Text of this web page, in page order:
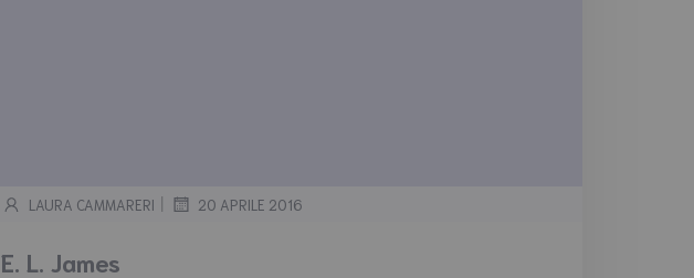
LAURA CAMMARERI | 20 APRILE 2016
E. L. James